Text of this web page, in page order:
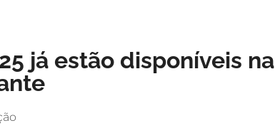
já estão disponíveis na